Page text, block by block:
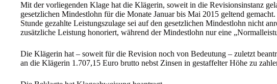
Mit der vorliegenden Klage hat die Klägerin, soweit in die Revisionsinstanz
gesetzlichen Mindestlohn für die Monate Januar bis Mai 2015 geltend
Stunde gezahlte Leistungszulage sei auf den gesetzlichen Mindestlohn nicht
zusätzliche Leistung honoriert, während der Mindestlohn nur eine
Die Klägerin hat – soweit für die Revision noch von Bedeutung – zuletzt
an die Klägerin 1.707,15 Euro brutto nebst Zinsen in gestaffelter Höhe zu